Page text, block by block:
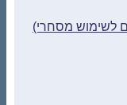
לשימוש מסחרי)